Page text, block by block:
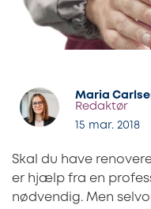
Maria
Redaktør
15 mar. 2018
Skal du have
er hjælp fra en
nødvendig. Men